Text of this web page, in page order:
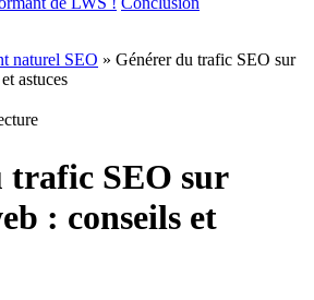
naturel SEO » Générer du trafic SEO sur
astuces
trafic SEO sur
: conseils et